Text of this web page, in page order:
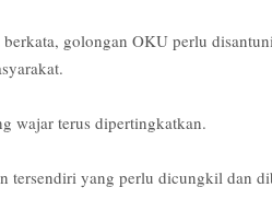
golongan OKU perlu
wajar terus dipertingkatkan.
tersendiri yang perlu dicungkil dan